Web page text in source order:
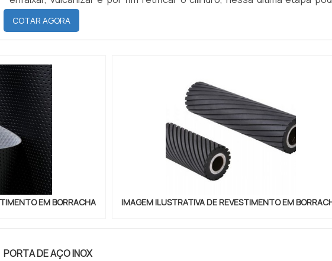
aparecer alguns defeitos como buracos e marcas, e quando
reiniciamos o processo.V...
COTAR AGORA
EM BORRACHA IMAGEM ILUSTRATIVA DE REVESTIMENTO EM
PORTA DE AÇO INOX